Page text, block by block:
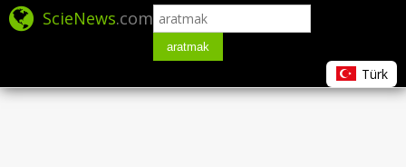
ScieNews.com
aratmak
Türk